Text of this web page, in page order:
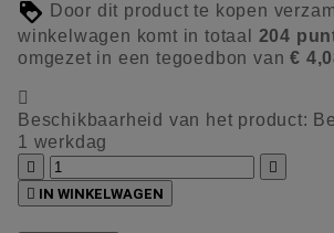
Door dit product te kopen
winkelwagen komt in totaal 204
omgezet in een tegoedbon van€

Beschikbaarheid van het product:
1 werkdag


 IN WINKELWAGEN